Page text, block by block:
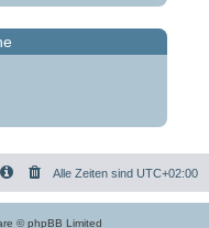
Alle Zeiten sind UTC+02:00
© phpBB Limited